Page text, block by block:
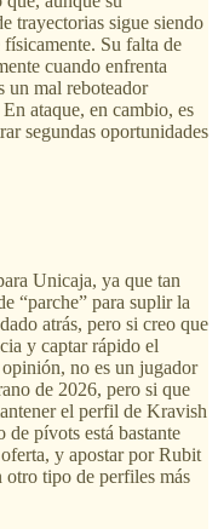
trayectorias sigue siendo
Su falta de
cuando enfrenta
un mal reboteador
ataque, en cambio, es
segundas oportunidades
Unicaja, ya que tan
“parche” para suplir la
atrás, pero si creo que
y captar rápido el
no es un jugador
de 2026, pero si que
el perfil de Kravish
pívots está bastante
y apostar por Rubit
otro tipo de perfiles más